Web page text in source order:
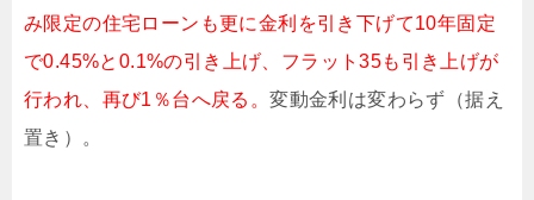
み限定の住宅ローンも更に金利を引き下げて10年固定
で0.45%と0.1%の引き上げ、フラット35も引き上げが
行われ、再び1％台へ戻る。変動金利は変わらず（据え
置き）。